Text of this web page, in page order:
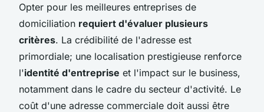
Opter pour les meilleures entreprises de
domiciliation requiert d'évaluer plusieurs
critères. La crédibilité de l'adresse est
primordiale; une localisation prestigieuse renforce
l'identité d'entreprise et l'impact sur le business,
notamment dans le cadre du secteur d'activité. Le
coût d'une adresse commerciale doit aussi être